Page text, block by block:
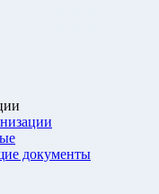
документы